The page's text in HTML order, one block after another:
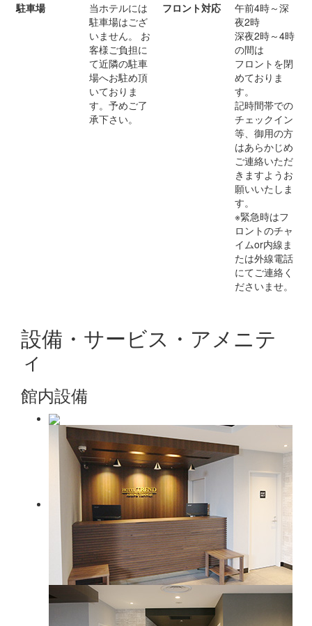
駐車場
当ホテルには
駐車場はござ
いません。 お
客様ご負担に
て近隣の駐車
場へお駐め頂
いておりま
す。予めご了
承下さい。
フロント対応
午前4時～深
夜2時
深夜2時～4時
の間は
フロントを閉
めておりま
す。
記時間帯での
チェックイン
等、御用の方
はあらかじめ
ご連絡いただ
きますようお
願いいたしま
す。
※緊急時はフ
ロントのチャ
イムor内線ま
たは外線電話
にてご連絡く
ださいませ。
設備・サービス・アメニテ
ィ
館内設備